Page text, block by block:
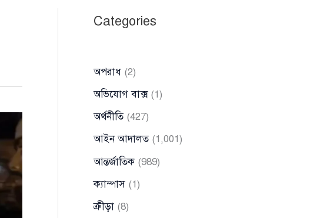
Categories
অপরাধ (2)
অভিযোগ বাক্স(1)
অর্থনীতি(427)
আইন আদালত(1,001)
আন্তর্জাতিক (989)
ক্যাম্পাস (1)
ক্রীড়া (8)